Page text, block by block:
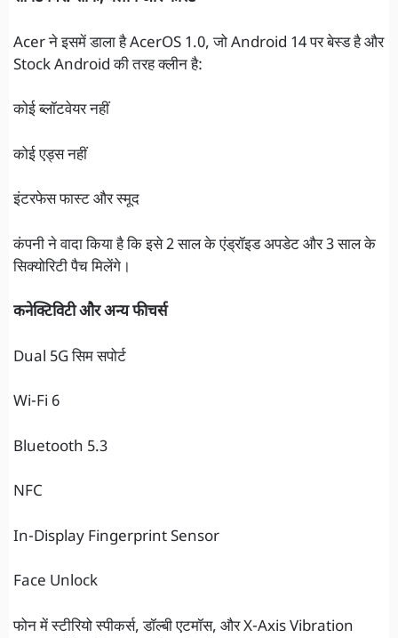
Acer ने इसमें डाला है AcerOS 1.0, जो Android 14 पर बेस्ड है और
Stock Android की तरह क्लीन है:
कोई ब्लॉटवेयर नहीं
कोई एड्स नहीं
इंटरफेस फास्ट और स्मूद
कंपनी ने वादा किया है कि इसे 2 साल के एंड्रॉइड अपडेट और 3 साल के
सिक्योरिटी पैच मिलेंगे।
कनेक्टिविटी और अन्य फीचर्स
Dual 5G सिम सपोर्ट
Wi-Fi 6
Bluetooth 5.3
NFC
In-Display Fingerprint Sensor
Face Unlock
फोन में स्टीरियो स्पीकर्स, डॉल्बी एटमॉस, और X-Axis Vibration